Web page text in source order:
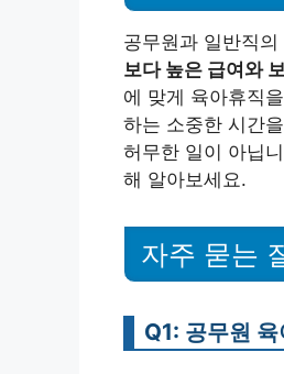
공무원과 일반직
보다 높은 급여와
에 맞게 육아휴직
하는 소중한 시간
허무한 일이 아닙
해 알아보세요.
자주 묻는
Q1: 공무원